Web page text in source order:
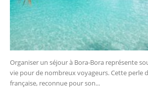
Organiser un séjour à Bora-Bora représente
vie pour de nombreux voyageurs. Cette perle
française, reconnue pour son...